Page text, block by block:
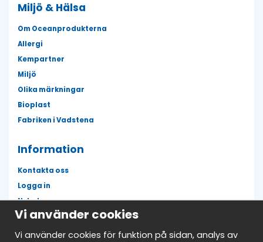
Miljö & Hälsa
Om Oceanprodukterna
Allergi
Kempartner
Miljö
Olika märkningar
Bioplast
Fabriken i Vadstena
Information
Kontakta oss
Logga in
Nyheter
Fläckguiden
Mina favoriter
Vi använder cookies
Vi använder cookies för funktion på sidan, analys av